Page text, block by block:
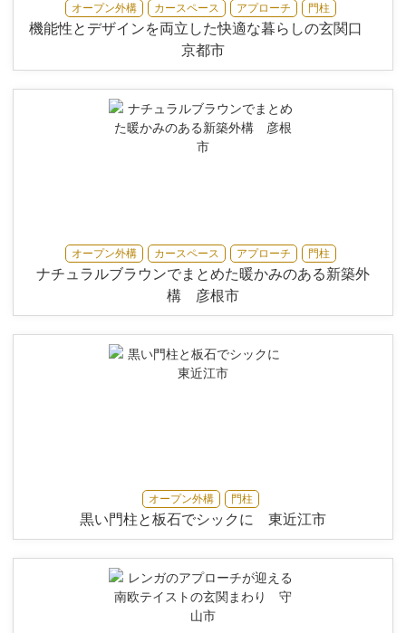
オープン外構 カースペース アプローチ 門柱
機能性とデザインを両立した快適な暮らしの玄関口
京都市
オープン外構 カースペース アプローチ 門柱
ナチュラルブラウンでまとめた暖かみのある新築外
構 彦根市
オープン外構 門柱
黒い門柱と板石でシックに 東近江市